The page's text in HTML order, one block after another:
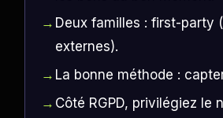
Deux familles : first-party
externes).
La bonne méthode :
Côté RGPD, privilégiez